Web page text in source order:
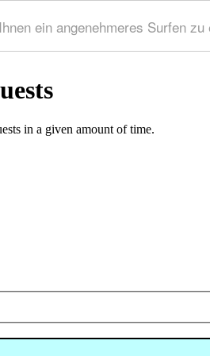
ein angenehmeres Surfen zu